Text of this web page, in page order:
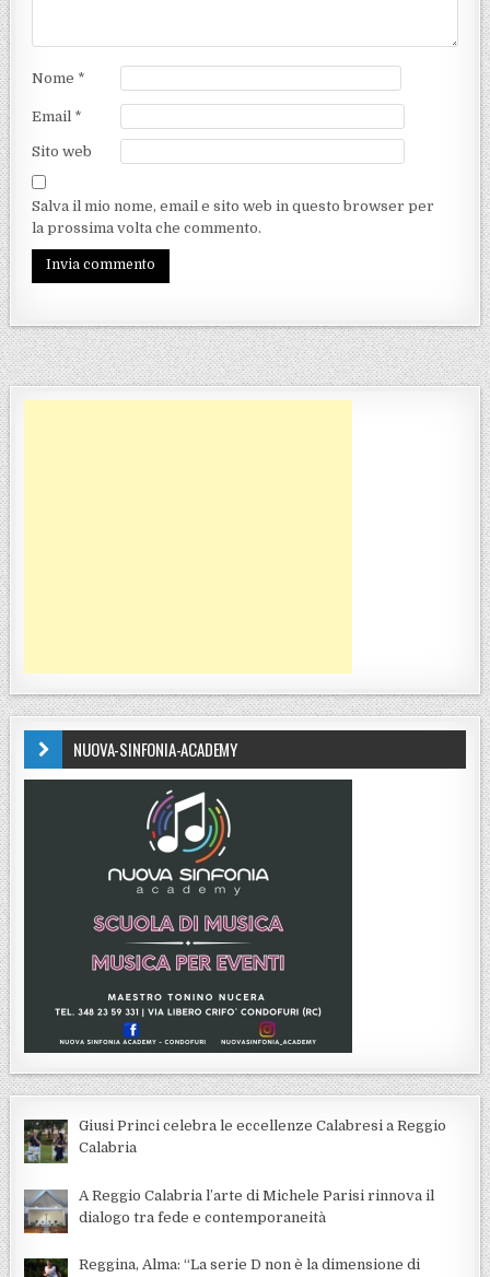
Nome *
Email *
Sito web
Salva il mio nome, email e sito web in questo browser per
la prossima volta che commento.
NUOVA-SINFONIA-ACADEMY
Giusi Princi celebra le eccellenze Calabresi a Reggio
Calabria
A Reggio Calabria l’arte di Michele Parisi rinnova il
dialogo tra fede e contemporaneità
Reggina, Alma: “La serie D non è la dimensione di